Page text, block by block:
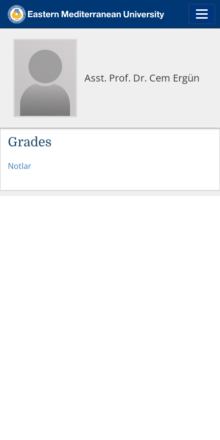
Asst. Prof. Dr. Cem Ergün
Grades
Notlar